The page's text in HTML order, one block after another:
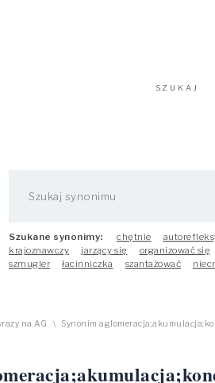
SZUKAJ
Szukane synonimy: chętnie
krajoznawczy
jarzący się organizować się
szmugler
łacinniczka szantażować
na AG \ Synonim